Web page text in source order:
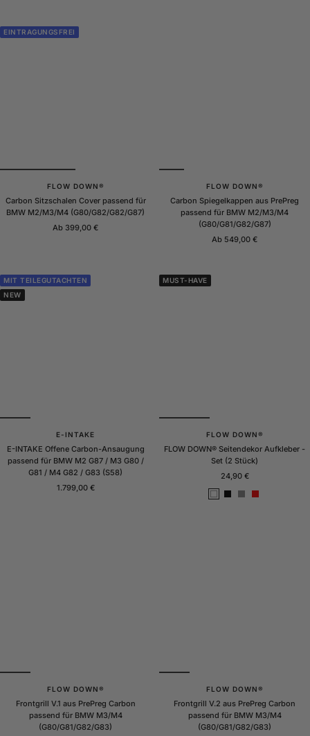
EINTRAGUNGSFREI
FLOW DOWN®
Carbon Sitzschalen Cover passend für
BMW M2/M3/M4 (G80/G82/G82/G87)
Angebotspreis
Ab 399,00 €
FLOW DOWN®
Carbon Spiegelkappen aus PrePreg
passend für BMW M2/M3/M4
(G80/G81/G82/G87)
Angebotspreis
Ab 549,00 €
MIT TEILEGUTACHTEN
NEW
E-INTAKE
E-INTAKE Offene Carbon-Ansaugung
passend für BMW M2 G87 / M3 G80 /
G81 / M4 G82 / G83 (S58)
Angebotspreis
1.799,00 €
MUST-HAVE
FLOW DOWN®
FLOW DOWN® Seitendekor Aufkleber -
Set (2 Stück)
Angebotspreis
24,90 €
W
S
G
R
FLOW DOWN®
Frontgrill V.1 aus PrePreg Carbon
passend für BMW M3/M4
(G80/G81/G82/G83)
FLOW DOWN®
Frontgrill V.2 aus PrePreg Carbon
passend für BMW M3/M4
(G80/G81/G82/G83)